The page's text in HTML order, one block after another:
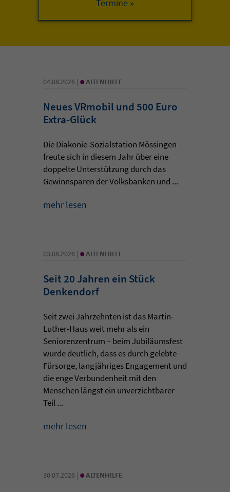
04.08.2026 | • ALTENHILFE
Neues VRmobil und 500 Euro
Extra-Glück
Die Diakonie-Sozialstation Mössingen
freute sich in diesem Jahr über eine
doppelte Unterstützung durch das
Gewinnsparen der Volksbanken und ...
mehr lesen
03.08.2026 | • ALTENHILFE
Seit 20 Jahren ein Stück
Denkendorf
Seit zwei Jahrzehnten ist das Martin-
Luther-Haus weit mehr als ein
Seniorenzentrum – beim Jubiläumsfest
wurde deutlich, dass es durch gelebte
Fürsorge, langjähriges Engagement und
die enge Verbundenheit mit den
Menschen längst ein unverzichtbarer
Teil ...
mehr lesen
30.07.2026 | • ALTENHILFE